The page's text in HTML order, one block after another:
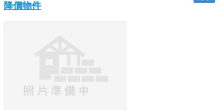
降價物件